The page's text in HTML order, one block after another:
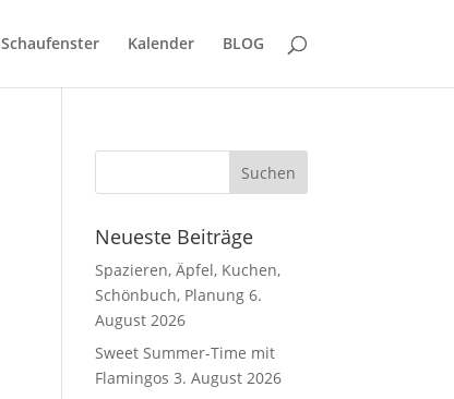
Schaufenster Kalender BLOG
Neueste Beiträge
Spazieren, Äpfel, Kuchen,
Schönbuch, Planung 6.
August 2026
Sweet Summer-Time mit
Flamingos 3. August 2026